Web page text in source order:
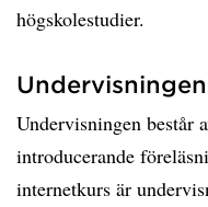
högskolestudier.
Undervisningen består
introducerande
internetkurs är